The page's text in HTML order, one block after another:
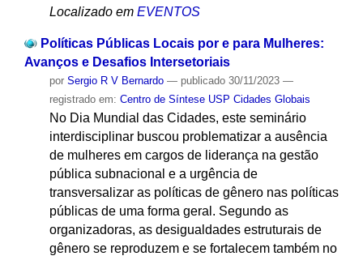
Localizado em EVENTOS
Políticas Públicas Locais por e para Mulheres:
Avanços e Desafios Intersetoriais
por Sergio R V Bernardo — publicado30/11/2023 —
registrado em: Centro de Síntese USP Cidades Globais
No Dia Mundial das Cidades, este seminário
interdisciplinar buscou problematizar a ausência
de mulheres em cargos de liderança na gestão
pública subnacional e a urgência de
transversalizar as políticas de gênero nas políticas
públicas de uma forma geral. Segundo as
organizadoras, as desigualdades estruturais de
gênero se reproduzem e se fortalecem também no